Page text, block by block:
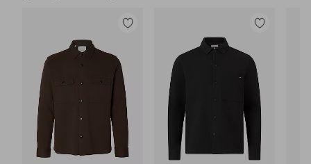
Tilføj
Tilføj
favoritter